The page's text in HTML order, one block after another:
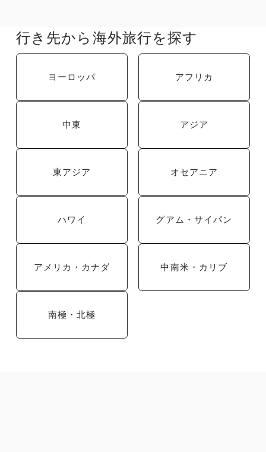
行き先から海外旅行を探す
ヨーロッパ アフリカ
中東 アジア
東アジア オセアニア
ハワイ グアム・サイパン
アメリカ・カナダ 中南米・カリブ
南極・北極